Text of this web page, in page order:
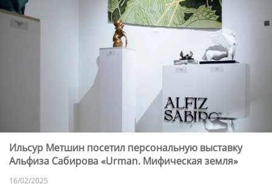
Ильсур Метшин посетил персональную выставку
Альфиза Сабирова «Urman. Мифическая земля»
16/02/2025